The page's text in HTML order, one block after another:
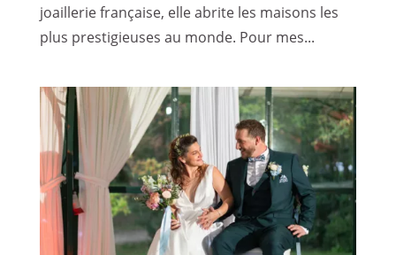
joaillerie française, elle abrite les maisons les
plus prestigieuses au monde. Pour mes...